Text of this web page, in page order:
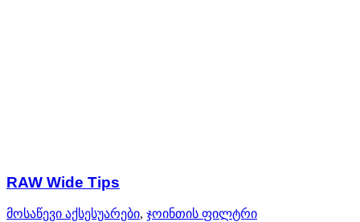
RAW Wide Tips
მოსაწევი აქსესუარები, ჯოინთის ფილტრი